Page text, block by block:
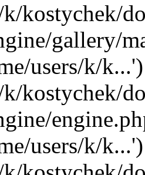
k/kostychek/
gallery/
users/k/
k/kostychek/
users/k/